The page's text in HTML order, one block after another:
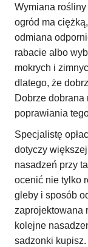
Wymiana
ogród ma
odmiana
rabacie albo
mokrych i
dlatego, że
Dobrze
poprawiania
Specjalistę
dotyczy
nasadzeń przy
ocenić nie tylko
gleby i sposób
zaprojektowana
kolejne
sadzonki kupisz.